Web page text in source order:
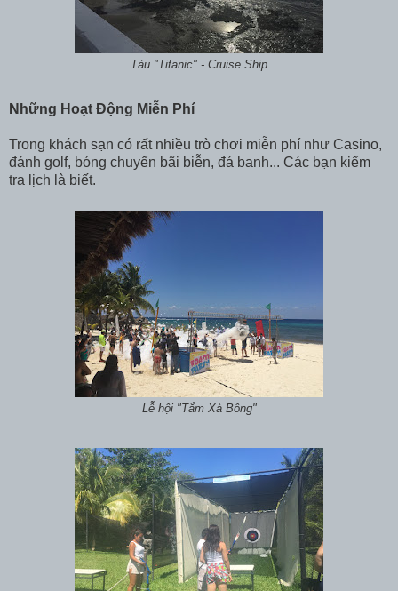
Tàu "Titanic" - Cruise Ship
Những Hoạt Động Miễn Phí
Trong khách sạn có rất nhiều trò chơi miễn phí như Casino,
đánh golf, bóng chuyển bãi biễn, đá banh... Các bạn kiểm
tra lịch là biết.
Lễ hội "Tắm Xà Bông"